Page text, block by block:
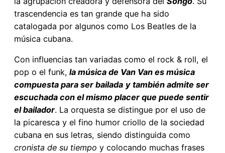
trascendencia es tan grande que ha sido
catalogada por algunos como Los Beatles de la
música cubana.
Con influencias tan variadas como el rock & roll, el
pop o el funk, la música de Van Van es música
compuesta para ser bailada y también admite ser
escuchada con el mismo placer que puede sentir
el bailador. La orquesta se distingue por el uso de
la picaresca y el fino humor criollo de la sociedad
cubana en sus letras, siendo distinguida como
cronista de su tiempo y colocando muchas frases